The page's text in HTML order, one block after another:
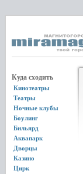
Куда сходить
Кинотеатры
Театры
Ночные клубы
Боулинг
Бильярд
Аквапарк
Дворцы
Казино
Цирк